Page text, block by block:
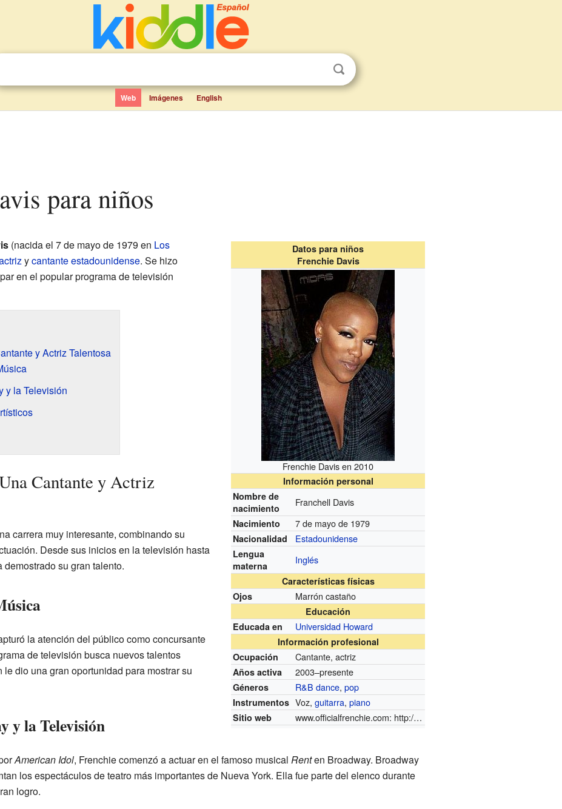
Web Imágenes English
para niños
Datos para niños
Frenchie Davis
Frenchie Davis en 2010
Información personal
Nombre de
nacimiento
Franchell Davis
Nacimiento 7 de mayo de 1979
Nacionalidad Estadounidense
Lengua
materna
Inglés
Características físicas
Ojos
Marrón castaño
Educación
Educada en
Universidad Howard
Información profesional
Ocupación
Cantante, actriz
Años activa 2003–presente
Géneros R&B dance,pop
Instrumentos Voz,guitarra,piano
Sitio web www.officialfrenchie.com: http://www.OfficialFrenchie.com:
(nacida el 7 de mayo de 1979 en Los
ycantanteestadounidense. Se hizo
en el popular programa de televisión
y Actriz Talentosa
y la Televisión
Cantante y Actriz
carrera muy interesante, combinando su
Desde sus inicios en la televisión hasta
su gran talento.
la atención del público como concursante
de televisión busca nuevos talentos
dio una gran oportunidad para mostrar su
y la Televisión
American Idol, Frenchie comenzó a actuar en el famoso musical Renten Broadway. Broadway
los espectáculos de teatro más importantes de Nueva York. Ella fue parte del elenco durante
logro.